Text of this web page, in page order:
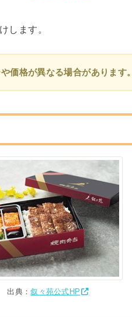
します。
価格が異なる場合があります。
出典：叙々苑公式HP